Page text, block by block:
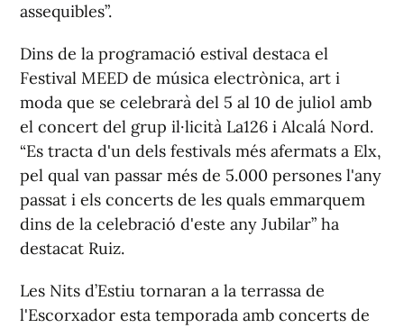
assequibles”.
Dins de la programació estival destaca el
Festival MEED de música electrònica, art i
moda que se celebrarà del 5 al 10 de juliol amb
el concert del grup il·licità La126 i Alcalá Nord.
“Es tracta d'un dels festivals més afermats a Elx,
pel qual van passar més de 5.000 persones l'any
passat i els concerts de les quals emmarquem
dins de la celebració d'este any Jubilar” ha
destacat Ruiz.
Les Nits d’Estiu tornaran a la terrassa de
l'Escorxador esta temporada amb concerts de